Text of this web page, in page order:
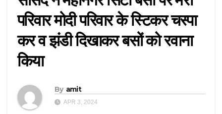
परिवार मोदी परिवार के स्टिकर चस्पा
कर व झंडी दिखाकर बसों को रवाना
किया
By amit
APR 3, 2024